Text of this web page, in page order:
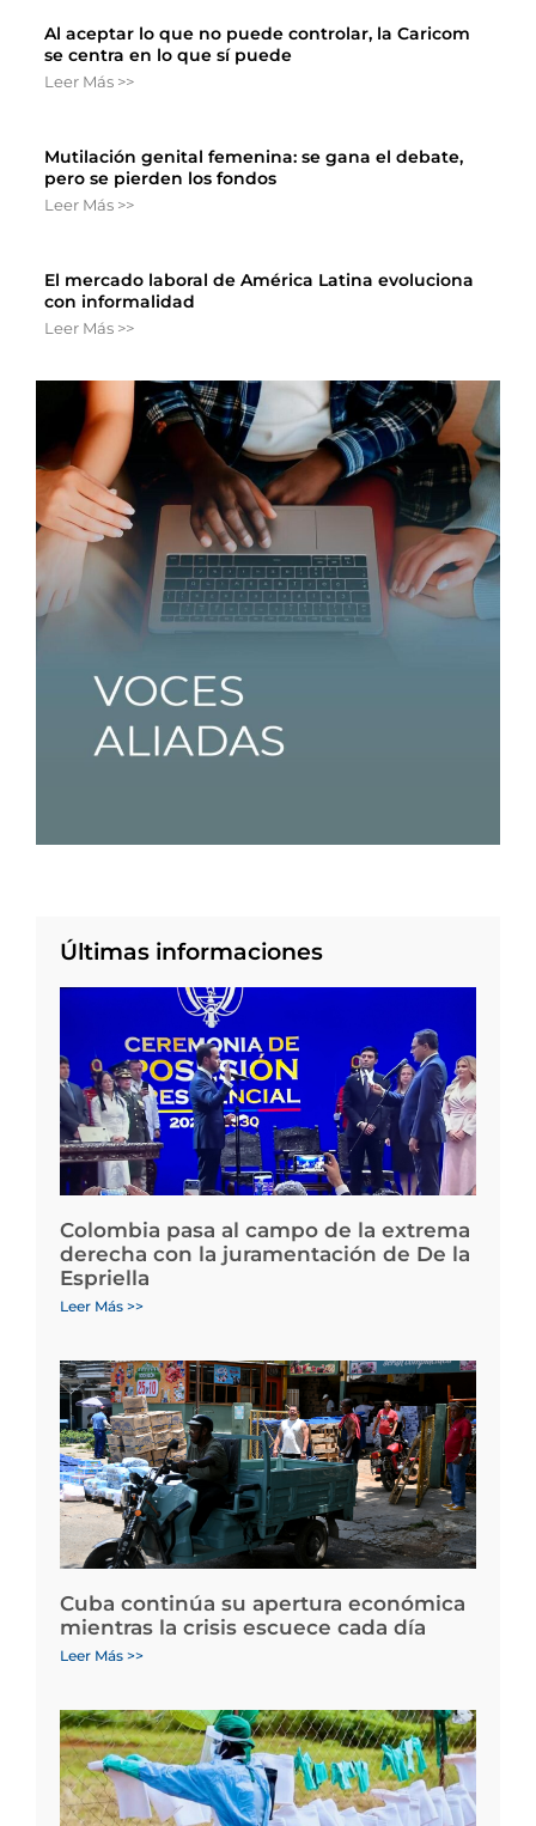
Al aceptar lo que no puede controlar, la Caricom
se centra en lo que sí puede
Leer Más >>
Mutilación genital femenina: se gana el debate,
pero se pierden los fondos
Leer Más >>
El mercado laboral de América Latina evoluciona
con informalidad
Leer Más >>
Últimas informaciones
Colombia pasa al campo de la extrema
derecha con la juramentación de De la
Espriella
Leer Más >>
Cuba continúa su apertura económica
mientras la crisis escuece cada día
Leer Más >>